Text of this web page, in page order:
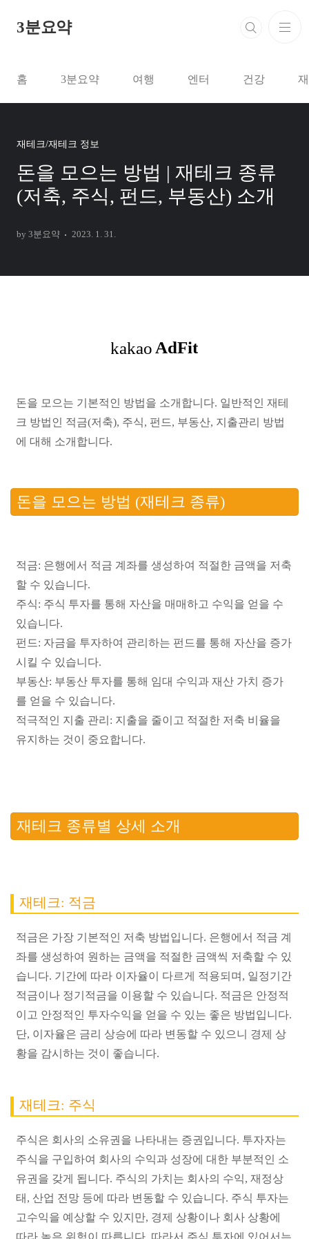
3분요약
홈 3분요약 여행 엔터 건강
재테크/재테크 정보
돈을 모으는 방법 | 재테크 종류
(저축, 주식, 펀드, 부동산) 소개
by 3분요약 2023. 1. 31.
돈을 모으는 기본적인 방법을 소개합니다. 일반적인 재테
크 방법인 적금(저축), 주식, 펀드, 부동산, 지출관리 방법
에 대해 소개합니다.
돈을 모으는 방법 (재테크 종류)
적금: 은행에서 적금 계좌를 생성하여 적절한 금액을 저축
할 수 있습니다.
주식: 주식 투자를 통해 자산을 매매하고 수익을 얻을 수
있습니다.
펀드: 자금을 투자하여 관리하는 펀드를 통해 자산을 증가
시킬 수 있습니다.
부동산: 부동산 투자를 통해 임대 수익과 재산 가치 증가
를 얻을 수 있습니다.
적극적인 지출 관리: 지출을 줄이고 적절한 저축 비율을
유지하는 것이 중요합니다.
재테크 종류별 상세 소개
재테크: 적금
적금은 가장 기본적인 저축 방법입니다. 은행에서 적금 계
좌를 생성하여 원하는 금액을 적절한 금액씩 저축할 수 있
습니다. 기간에 따라 이자율이 다르게 적용되며, 일정기간
적금이나 정기적금을 이용할 수 있습니다. 적금은 안정적
이고 안정적인 투자수익을 얻을 수 있는 좋은 방법입니다.
단, 이자율은 금리 상승에 따라 변동할 수 있으니 경제 상
황을 감시하는 것이 좋습니다.
재테크: 주식
주식은 회사의 소유권을 나타내는 증권입니다. 투자자는
주식을 구입하여 회사의 수익과 성장에 대한 부분적인 소
유권을 갖게 됩니다. 주식의 가치는 회사의 수익, 재정상
태, 산업 전망 등에 따라 변동할 수 있습니다. 주식 투자는
고수익을 예상할 수 있지만, 경제 상황이나 회사 상황에
따라 높은 위험이 따릅니다. 따라서 주식 투자에 있어서는